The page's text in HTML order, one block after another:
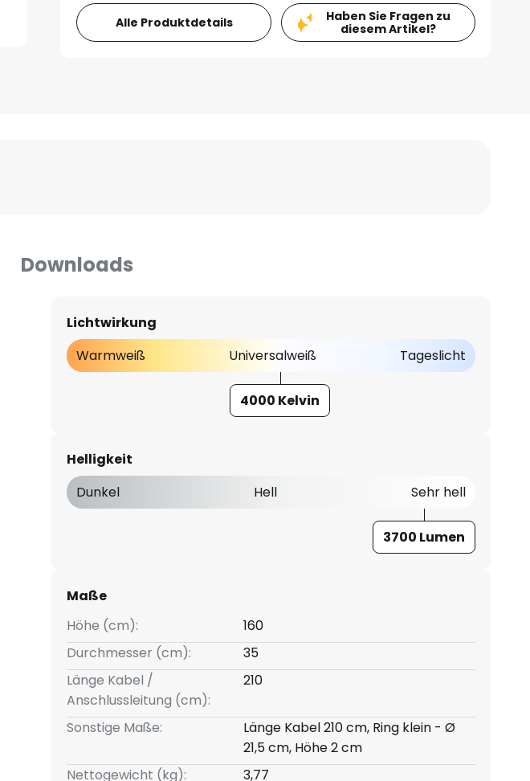
Alle Produktdetails
Haben Sie Fragen zu
diesem Artikel?
Downloads
Lichtwirkung
Warmweiß
Universalweiß Tageslicht
4000 Kelvin
Helligkeit
Dunkel
Hell Sehr hell
3700 Lumen
Maße
Höhe (cm):
160
Durchmesser (cm):
35
Länge Kabel /
Anschlussleitung (cm):
210
Sonstige Maße:
Länge Kabel 210 cm, Ring klein - Ø
21,5 cm, Höhe 2 cm
Nettogewicht (kg):
3,77